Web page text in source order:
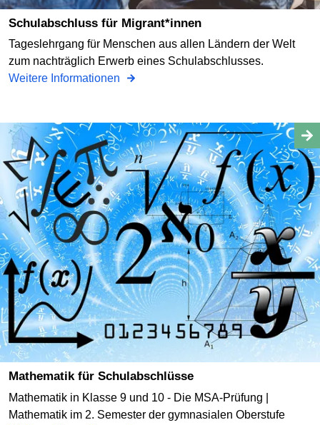
Schulabschluss für Migrant*innen
Tageslehrgang für Menschen aus allen Ländern der Welt
zum nachträglich Erwerb eines Schulabschlusses.
Weitere Informationen
Mathematik für Schulabschlüsse
Mathematik in Klasse 9 und 10 - Die MSA-Prüfung |
Mathematik im 2. Semester der gymnasialen Oberstufe